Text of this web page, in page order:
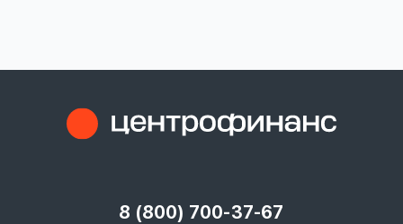
8 (800) 700-37-67
Войти под другим номером